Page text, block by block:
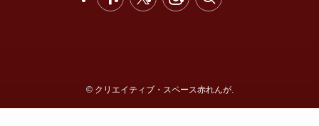
©クリエイティブ・スペース赤れんが.